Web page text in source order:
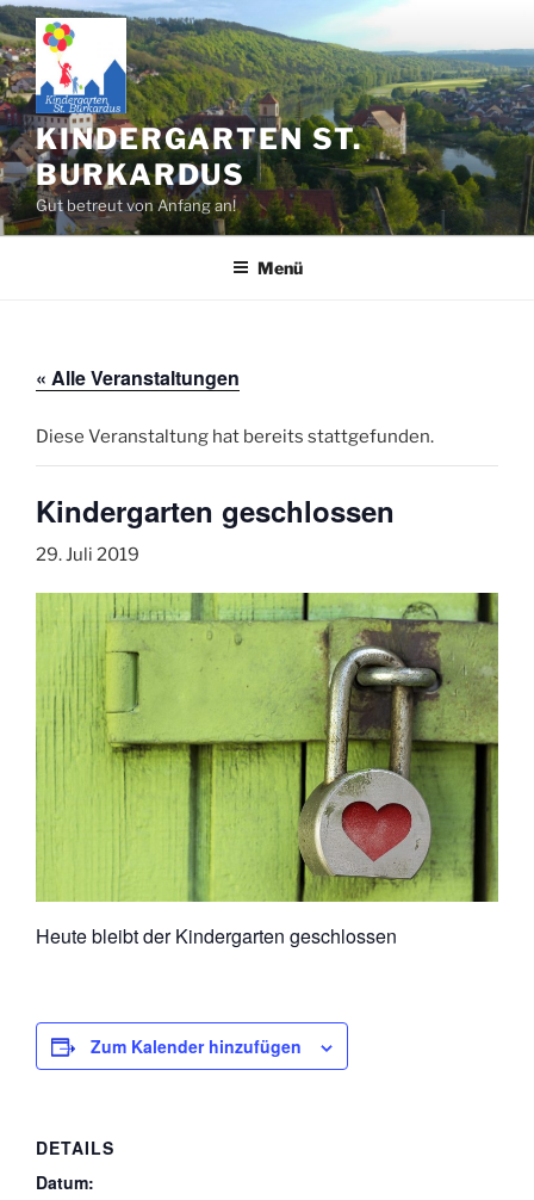
Zum
Inhalt
springen
KINDERGARTEN ST.
BURKARDUS
Gut betreut von Anfang an!
Menü
« Alle Veranstaltungen
Diese Veranstaltung hat bereits stattgefunden.
Kindergarten geschlossen
29. Juli 2019
Heute bleibt der Kindergarten geschlossen
Zum Kalender hinzufügen
DETAILS
Datum: